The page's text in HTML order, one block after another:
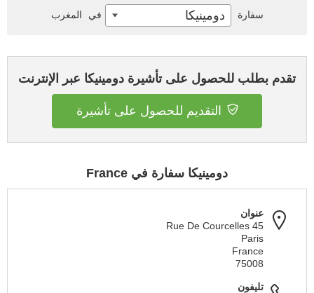
تقدم بطلب للحصول على تأشيرة دومينيكا عبر الإنترنت
التقديم للحصول على تأشيرة
دومينيكا سفارة في France
عنوان
45 Rue De Courcelles
Paris
France
75008
تليفون
سفارة دومينيكا في المغرب